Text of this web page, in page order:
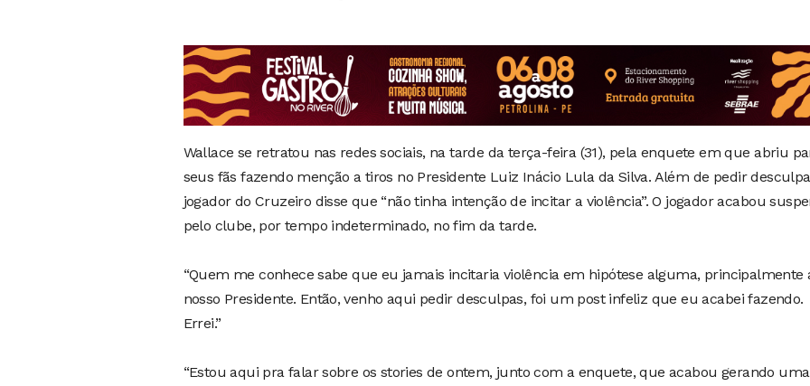
Wallace se retratou nas redes sociais, na tarde da terça-feira (31), pela enquete em que abriu
seus fãs fazendo menção a tiros no Presidente Luiz Inácio Lula da Silva. Além de pedir
jogador do Cruzeiro disse que “não tinha intenção de incitar a violência”. O jogador acabou
pelo clube, por tempo indeterminado, no fim da tarde.
“Quem me conhece sabe que eu jamais incitaria violência em hipótese alguma, principalmente
nosso Presidente. Então, venho aqui pedir desculpas, foi um post infeliz que eu acabei fazendo.
Errei.”
“Estou aqui pra falar sobre os stories de ontem, junto com a enquete, que acabou gerando uma